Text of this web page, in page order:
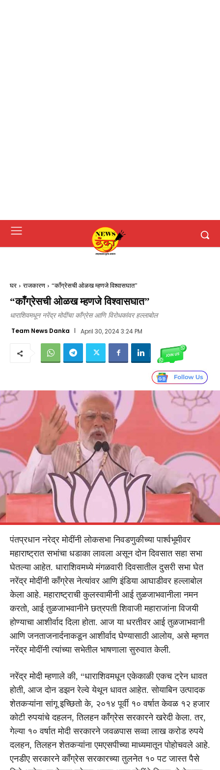
घर राजकारण “काँग्रेसची ओळख म्हणजे विश्वासघात”
“काँग्रेसची ओळख म्हणजे विश्वासघात”
धाराशिवमधून नरेंद्र मोदींचा काँग्रेस आणि विरोधकांवर हल्लाबोल
Team News Danka April 30, 2024 3:24 PM
पंतप्रधान नरेद्र मोदींनी लोकसभा निवडणुकीच्या पार्श्वभूमीवर
महाराष्ट्रात सभांचा धडाका लावला असून दोन दिवसात सहा सभा
घेतल्या आहेत. धाराशिवमध्ये मंगळवारी दिवसातील दुसरी सभा घेत
नरेंद्र मोदींनी काँग्रेस नेत्यांवर आणि इंडिया आघाडीवर हल्लाबोल
केला आहे. महाराष्ट्राची कुलस्वामीनी आई तुळजाभवानीला नमन
करतो, आई तुळजाभवानीने छत्रपती शिवाजी महाराजांना विजयी
होण्याचा आशीर्वाद दिला होता. आज या धरतीवर आई तुळजाभवानी
आणि जनताजनार्दनाकडून आशीर्वाद घेण्यासाठी आलोय, असे म्हणत
नरेंद्र मोदींनी त्यांच्या सभेतील भाषणाला सुरुवात केली.
नरेंद्र मोदी म्हणाले की, “धाराशिवमधून एकेकाळी एकच ट्रेन धावत
होती, आज दोन डझन रेल्वे येथून धावत आहेत. सोयाबिन उत्पादक
शेतकऱ्यांना सांगू इच्छितो के, २०१४ पूर्वी १० वर्षात केवळ १२ हजार
कोटी रुपयांचे दहलन, तिलहन काँग्रेस सरकारने खरेदी केला. तर,
गेल्या १० वर्षात मोदी सरकारने जवळपास सव्वा लाख करोड रुपये
दलहन, तिलहन शेतकऱ्यांना एमएसपीच्या माध्यमातून पोहोचवले आहे.
एनडीए सरकारने काँग्रेस सरकारच्या तुलनेत १० पट जास्त पैसे